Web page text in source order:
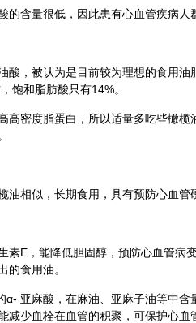
含量很低，因此患有心血管疾病人
酸，被认为是目前较为理想的食用
饱和脂肪酸只有14%。
高密度脂蛋白，所以适量多吃些橄榄
油相似，长期食用，具有预防心血管
素E，能降低胆固醇，预防心血管病
的食用油。
α- 亚麻酸，在麻油 亚麻子油等中含
少血栓在血管的积聚，可保护心血